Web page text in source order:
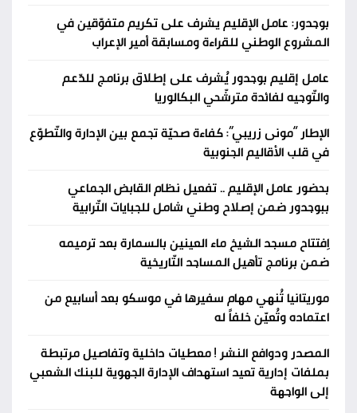
بوجدور: عامل الإقليم يشرف على تكريم متفوّقين في
المشروع الوطني للقراءة ومسابقة أمير الإعراب
عامل إقليم بوجدور يُشرف على إطلاق برنامج للدّعم
والتّوجيه لفائدة مترشّحي البكالوريا
الإطار “مونى زريبي”: كفاءة صحيّة تجمع بين الإدارة والتّطوّع
في قلب الأقاليم الجنوبية
بحضور عامل الإقليم .. تفعيل نظام القابض الجماعي
ببوجدور ضمن إصلاح وطني شامل للجبايات التّرابية
اِفتتاح مسجد الشيخ ماء العينين بالسمارة بعد ترميمه
ضمن برنامج تأهيل المساجد التّاريخية
موريتانيا تُنهي مهام سفيرها في موسكو بعد أسابيع من
اعتماده وتُعيّن خلفاً له
المصدر ودوافع النشر ! معطيات داخلية وتفاصيل مرتبطة
بملفات إدارية تعيد استهداف الإدارة الجهوية للبنك الشعبي
إلى الواجهة